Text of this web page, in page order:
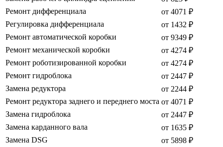
Ремонт дифференциала
от 4071 ₽
Регулировка дифференциала
от 1432 ₽
Ремонт автоматической коробки
от 9349 ₽
Ремонт механической коробки
от 4274 ₽
Ремонт роботизированной коробки
от 4274 ₽
Ремонт гидроблока
от 2447 ₽
Замена редуктора
от 2244 ₽
Ремонт редуктора заднего и переднего моста от 4071 ₽
Замена гидроблока
от 2447 ₽
Замена карданного вала
от 1635 ₽
Замена DSG
от 5898 ₽